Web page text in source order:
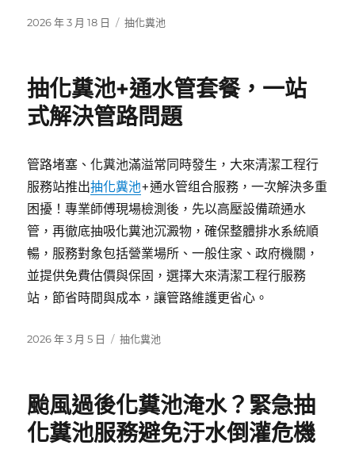
發
2026 年 3 月 18 日
分
抽化糞池
抽化糞池+通水管套餐，一站
式解決管路問題
管路堵塞、化糞池滿溢常同時發生，大來清潔工程行
服務站推出抽化糞池+通水管组合服務，一次解決多重
困擾！專業師傅現場檢測後，先以高壓設備疏通水
管，再徹底抽吸化糞池沉澱物，確保整體排水系統順
暢，服務對象包括營業場所、一般住家、政府機關，
並提供免費估價與保固，選擇大來清潔工程行服務
站，節省時間與成本，讓管路維護更省心。
發
2026 年 3 月 5 日
分
抽化糞池
颱風過後化糞池淹水？緊急抽
化糞池服務避免汙水倒灌危機